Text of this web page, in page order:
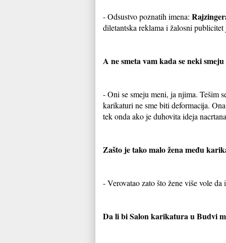
- Odsustvo poznatih imena:
diletantska reklama i žalosni publicitet
A ne smeta vam kada se neki
- Oni se smeju meni, ja njima. Tešim
karikaturi ne sme biti deformacija.
tek onda ako je duhovita ideja
Zašto je tako malo žena među
- Verovatao zato što žene više vole
Da li bi Salon karikatura u Budvi